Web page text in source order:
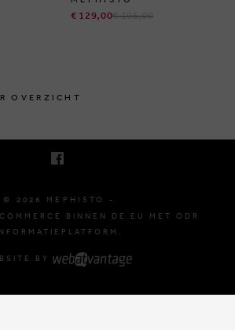
€ 129,00€ 195,00
OVERZICHT
© 2026 MEPHISTO -
BINNEN DE EU MET ODR
BY